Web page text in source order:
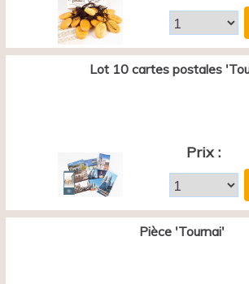
Lot 10 cartes postales
Prix :
Pièce 'Tournai'